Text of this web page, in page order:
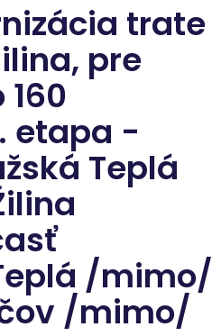
trate
pre
etapa -
Teplá
/mimo/
/mimo/